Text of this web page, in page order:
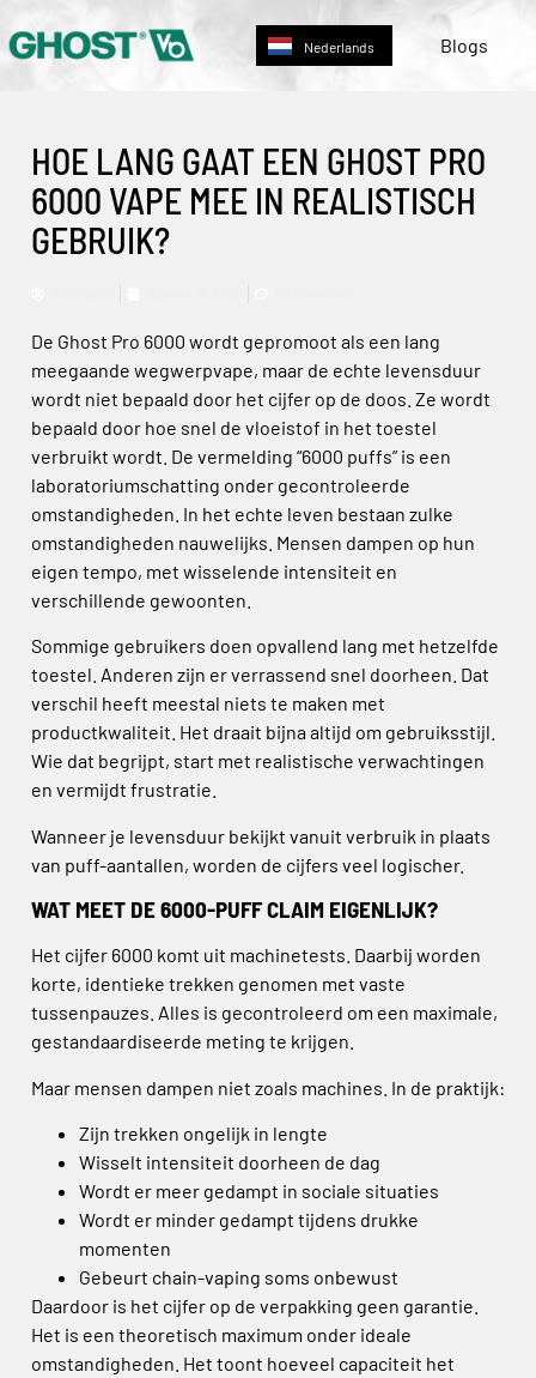
Nederlands
English Blogs
HOE LANG GAAT EEN GHOST PRO
6000 VAPE MEE IN REALISTISCH
GEBRUIK?
De Ghost Pro 6000 wordt gepromoot als een lang
meegaande wegwerpvape, maar de echte levensduur
wordt niet bepaald door het cijfer op de doos. Ze wordt
bepaald door hoe snel de vloeistof in het toestel
verbruikt wordt. De vermelding “6000 puffs” is een
laboratoriumschatting onder gecontroleerde
omstandigheden. In het echte leven bestaan zulke
omstandigheden nauwelijks. Mensen dampen op hun
eigen tempo, met wisselende intensiteit en
verschillende gewoonten.
Sommige gebruikers doen opvallend lang met hetzelfde
toestel. Anderen zijn er verrassend snel doorheen. Dat
verschil heeft meestal niets te maken met
productkwaliteit. Het draait bijna altijd om gebruiksstijl.
Wie dat begrijpt, start met realistische verwachtingen
en vermijdt frustratie.
Wanneer je levensduur bekijkt vanuit verbruik in plaats
van puff-aantallen, worden de cijfers veel logischer.
WAT MEET DE 6000-PUFF CLAIM EIGENLIJK?
Het cijfer 6000 komt uit machinetests. Daarbij worden
korte, identieke trekken genomen met vaste
tussenpauzes. Alles is gecontroleerd om een maximale,
gestandaardiseerde meting te krijgen.
Maar mensen dampen niet zoals machines. In de praktijk:
Zijn trekken ongelijk in lengte
Wisselt intensiteit doorheen de dag
Wordt er meer gedampt in sociale situaties
Wordt er minder gedampt tijdens drukke
momenten
Gebeurt chain-vaping soms onbewust
Daardoor is het cijfer op de verpakking geen garantie.
Het is een theoretisch maximum onder ideale
omstandigheden. Het toont hoeveel capaciteit het